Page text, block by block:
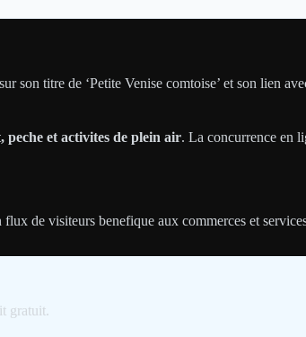
son titre de ‘Petite Venise comtoise’ et son lien
et activites de plein air. La concurrence en
de visiteurs benefique aux commerces et
gratuit.